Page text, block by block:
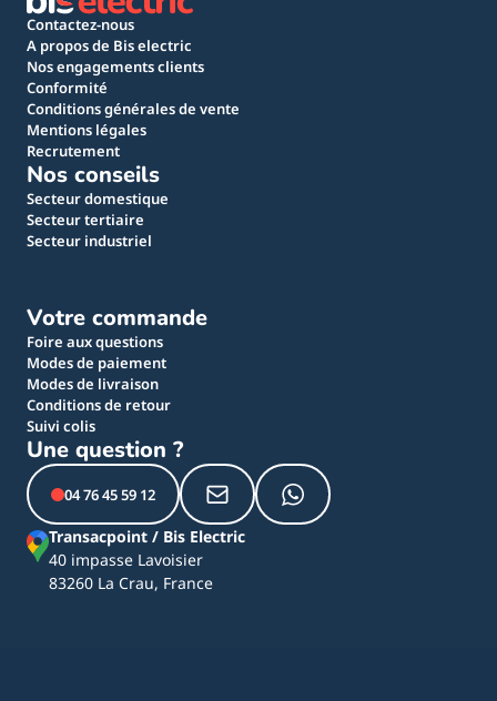
Contactez-nous
A propos de Bis electric
Nos engagements clients
Conformité
Conditions générales de vente
Mentions légales
Recrutement
Nos conseils
Secteur domestique
Secteur tertiaire
Secteur industriel
Votre commande
Foire aux questions
Modes de paiement
Modes de livraison
Conditions de retour
Suivi colis
Une question ?
04 76 45 59 12
Transacpoint / Bis Electric
40 impasse Lavoisier
83260 La Crau, France